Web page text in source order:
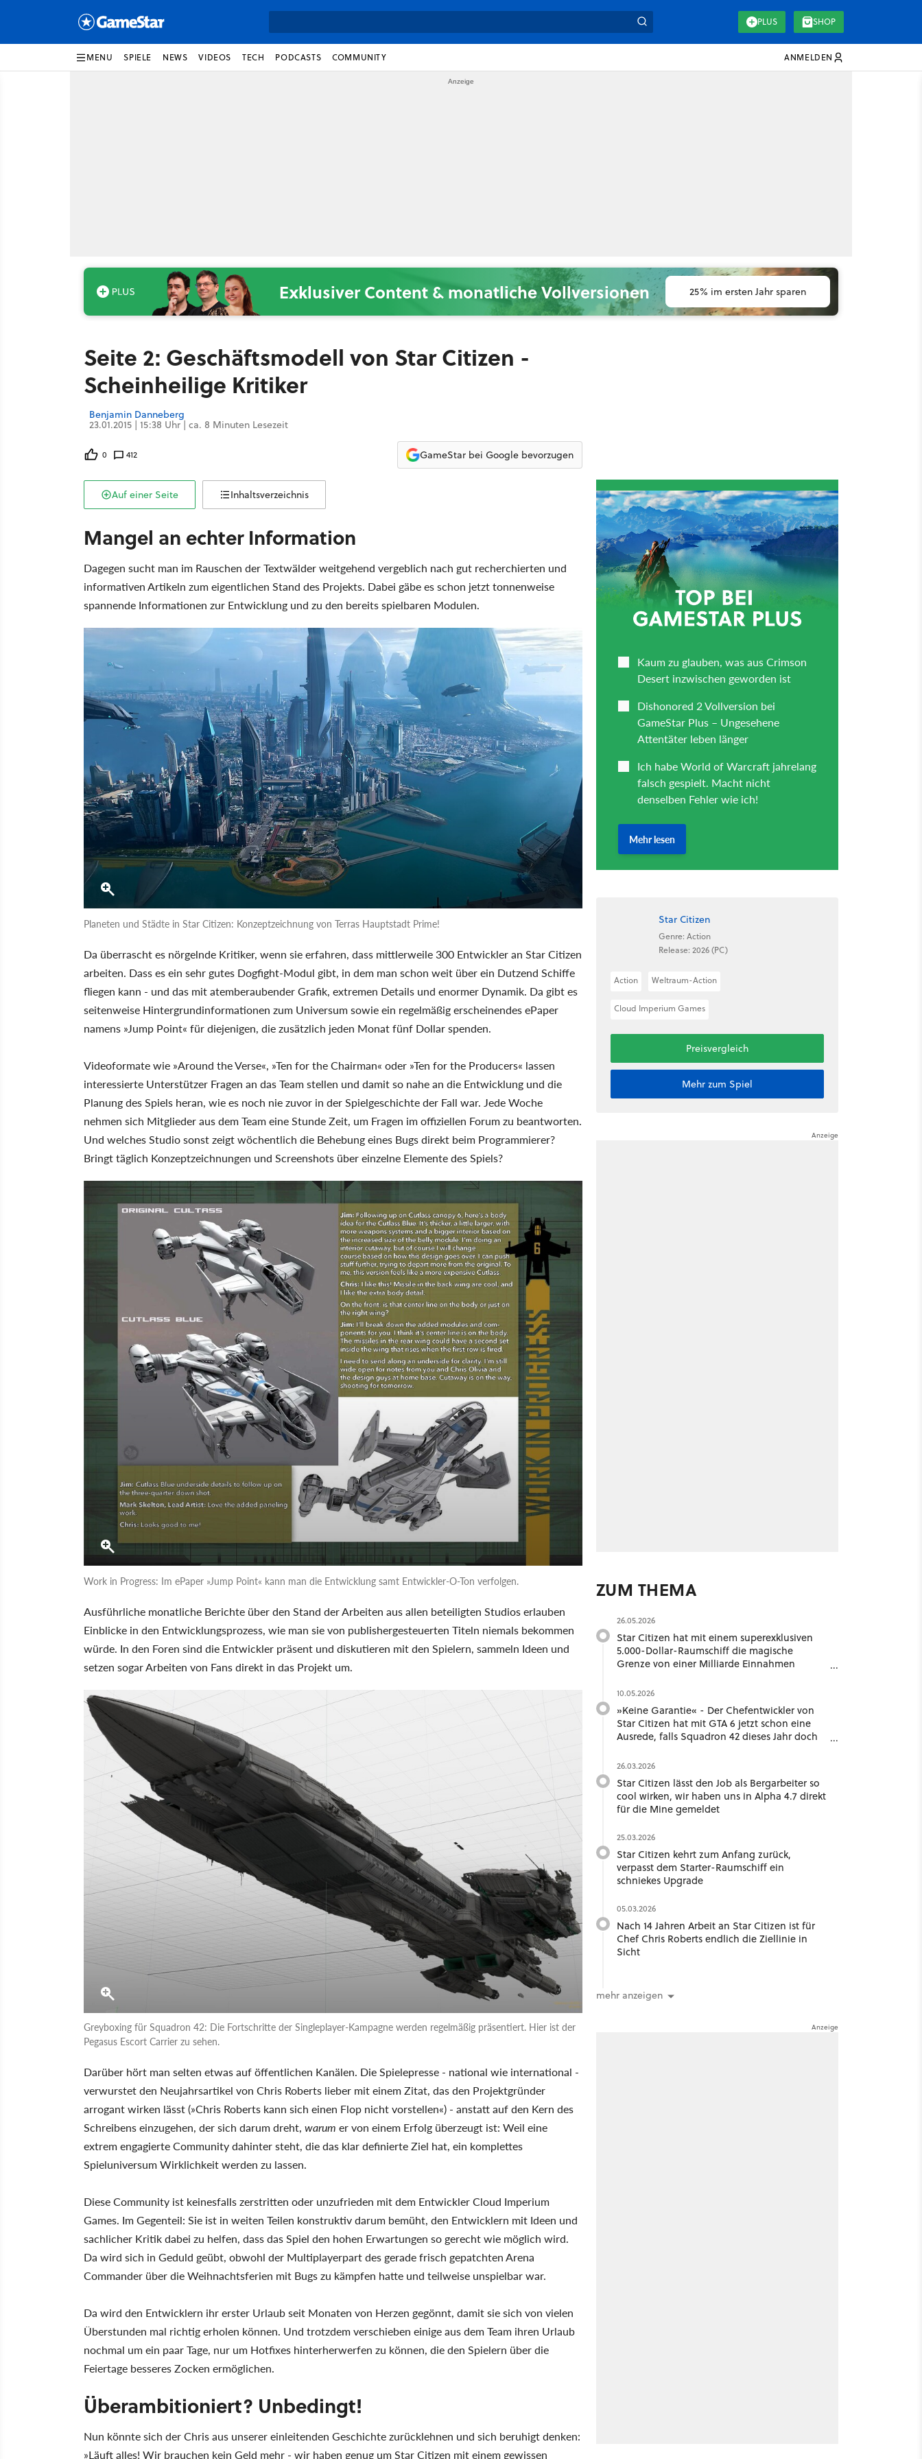
PLUS SHOP
MENU SPIELE NEWS VIDEOS TECH PODCASTS COMMUNITY ANMELDEN
Exklusiver Content & monatliche Vollversionen 25% im ersten Jahr sparen
Seite 2: Geschäftsmodell von Star Citizen -
Scheinheilige Kritiker
Benjamin Danneberg
23.01.2015 | 15:38 Uhr | ca. 8 Minuten Lesezeit
0 412 GameStar bei Google bevorzugen
Auf einer Seite Inhaltsverzeichnis
Mangel an echter Information
Dagegen sucht man im Rauschen der Textwälder weitgehend vergeblich nach gut recherchierten und
informativen Artikeln zum eigentlichen Stand des Projekts. Dabei gäbe es schon jetzt tonnenweise
spannende Informationen zur Entwicklung und zu den bereits spielbaren Modulen.
Planeten und Städte in Star Citizen: Konzeptzeichnung von Terras Hauptstadt Prime!
Da überrascht es nörgelnde Kritiker, wenn sie erfahren, dass mittlerweile 300 Entwickler an Star Citizen
arbeiten. Dass es ein sehr gutes Dogfight-Modul gibt, in dem man schon weit über ein Dutzend Schiffe
fliegen kann - und das mit atemberaubender Grafik, extremen Details und enormer Dynamik. Da gibt es
seitenweise Hintergrundinformationen zum Universum sowie ein regelmäßig erscheinendes ePaper
namens »Jump Point« für diejenigen, die zusätzlich jeden Monat fünf Dollar spenden.
Videoformate wie »Around the Verse«, »Ten for the Chairman« oder »Ten for the Producers« lassen
interessierte Unterstützer Fragen an das Team stellen und damit so nahe an die Entwicklung und die
Planung des Spiels heran, wie es noch nie zuvor in der Spielgeschichte der Fall war. Jede Woche
nehmen sich Mitglieder aus dem Team eine Stunde Zeit, um Fragen im offiziellen Forum zu beantworten.
Und welches Studio sonst zeigt wöchentlich die Behebung eines Bugs direkt beim Programmierer?
Bringt täglich Konzeptzeichnungen und Screenshots über einzelne Elemente des Spiels?
Work in Progress: Im ePaper »Jump Point« kann man die Entwicklung samt Entwickler-O-Ton verfolgen.
Ausführliche monatliche Berichte über den Stand der Arbeiten aus allen beteiligten Studios erlauben
Einblicke in den Entwicklungsprozess, wie man sie von publishergesteuerten Titeln niemals bekommen
würde. In den Foren sind die Entwickler präsent und diskutieren mit den Spielern, sammeln Ideen und
setzen sogar Arbeiten von Fans direkt in das Projekt um.
Greyboxing für Squadron 42: Die Fortschritte der Singleplayer-Kampagne werden regelmäßig präsentiert. Hier ist der
Pegasus Escort Carrier zu sehen.
Darüber hört man selten etwas auf öffentlichen Kanälen. Die Spielepresse - national wie international -
verwurstet den Neujahrsartikel von Chris Roberts lieber mit einem Zitat, das den Projektgründer
arrogant wirken lässt (»Chris Roberts kann sich einen Flop nicht vorstellen«) - anstatt auf den Kern des
Schreibens einzugehen, der sich darum dreht, warum er von einem Erfolg überzeugt ist: Weil eine
extrem engagierte Community dahinter steht, die das klar definierte Ziel hat, ein komplettes
Spieluniversum Wirklichkeit werden zu lassen.
Diese Community ist keinesfalls zerstritten oder unzufrieden mit dem Entwickler Cloud Imperium
Games. Im Gegenteil: Sie ist in weiten Teilen konstruktiv darum bemüht, den Entwicklern mit Ideen und
sachlicher Kritik dabei zu helfen, dass das Spiel den hohen Erwartungen so gerecht wie möglich wird.
Da wird sich in Geduld geübt, obwohl der Multiplayerpart des gerade frisch gepatchten Arena
Commander über die Weihnachtsferien mit Bugs zu kämpfen hatte und teilweise unspielbar war.
Da wird den Entwicklern ihr erster Urlaub seit Monaten von Herzen gegönnt, damit sie sich von vielen
Überstunden mal richtig erholen können. Und trotzdem verschieben einige aus dem Team ihren Urlaub
nochmal um ein paar Tage, nur um Hotfixes hinterherwerfen zu können, die den Spielern über die
Feiertage besseres Zocken ermöglichen.
Überambitioniert? Unbedingt!
Nun könnte sich der Chris aus unserer einleitenden Geschichte zurücklehnen und sich beruhigt denken:
»Läuft alles! Wir brauchen kein Geld mehr - wir haben genug um Star Citizen mit einem gewissen
Star Citizen
Genre: Action
Release: 2026 (PC)
Action Weltraum-Action
Cloud Imperium Games
Preisvergleich
Mehr zum Spiel
ZUM THEMA
26.05.2026
Star Citizen hat mit einem superexklusiven
5.000-Dollar-Raumschiff die magische
Grenze von einer Milliarde Einnahmen
10.05.2026
»Keine Garantie« - Der Chefentwickler von
Star Citizen hat mit GTA 6 jetzt schon eine
Ausrede, falls Squadron 42 dieses Jahr doch
26.03.2026
Star Citizen lässt den Job als Bergarbeiter so
cool wirken, wir haben uns in Alpha 4.7 direkt
für die Mine gemeldet
25.03.2026
Star Citizen kehrt zum Anfang zurück,
verpasst dem Starter-Raumschiff ein
schniekes Upgrade
05.03.2026
Nach 14 Jahren Arbeit an Star Citizen ist für
Chef Chris Roberts endlich die Ziellinie in
Sicht
mehr anzeigen